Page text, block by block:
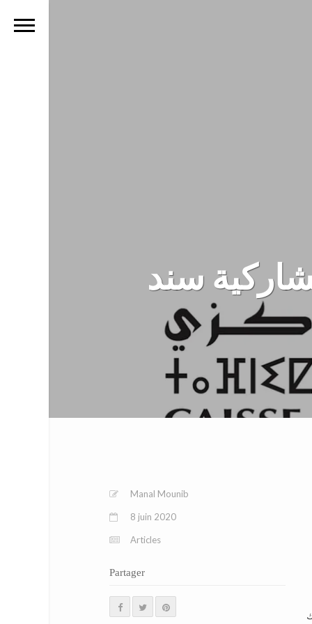
سند
Manal Mounib
8 juin 2020
Articles
Partager